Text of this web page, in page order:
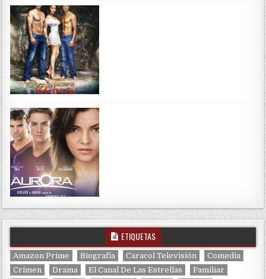
ETIQUETAS
Amazon Prime Biografía Caracol Televisión
Comedia
Crimen
Drama El Canal De Las Estrellas Familiar